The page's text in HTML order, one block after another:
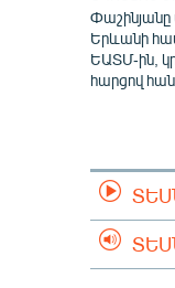
Երևանի
ԵԱՏՄ-ին,
հարցով